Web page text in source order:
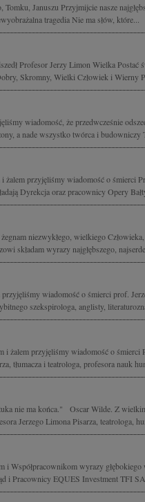
Januszu Przyjmijcie nasze
tragedia Nie ma słów, które...
Profesor Jerzy Limon Wielka
Skromny, Wielki Człowiek i Wierny
wiadomość, że przedwcześnie
a nade wszystko twórca i budowniczy
żalem przyjęliśmy wiadomość o śmierci
Dyrekcja oraz pracownicy Opery
niezwykłego, wielkiego
składam wyrazy najgłębszego,
wiadomość o śmierci prof.
szekspirologa, anglisty,
i żalem przyjęliśmy wiadomość o śmierci
tłumacza i teatrologa, profesora nauk
nie ma końca." Oscar Wilde. Z
Jerzego Limona Pisarza, teatrologa,
i Współpracownikom wyrazy
i Pracownicy EQUES Investment TFI SA